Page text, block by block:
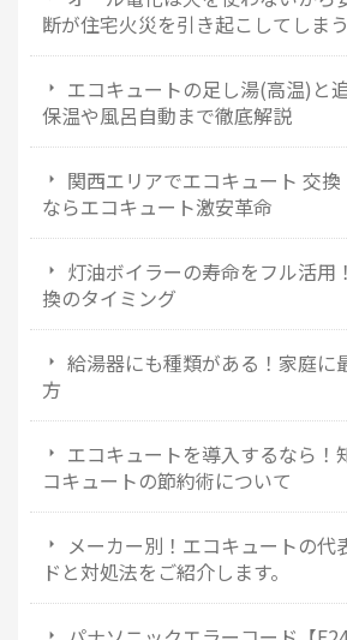
断が住宅火災を引き起こしてしま
エコキュートの足し湯(高温)と
保温や風呂自動まで徹底解説
関西エリアでエコキュート 交
ならエコキュート激安革命
灯油ボイラーの寿命をフル活用
換のタイミング
給湯器にも種類がある！家庭に
方
エコキュートを導入するなら！
コキュートの節約術について
メーカー別！エコキュートの代
ドと対処法をご紹介します。